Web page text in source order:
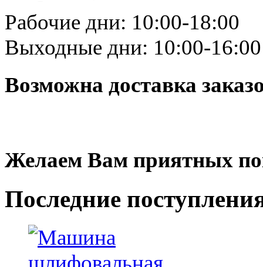
Рабочие дни: 10:00-18:00
Выходные дни: 10:00-16:00
Возможна доставка
Желаем Вам приятных
Последние